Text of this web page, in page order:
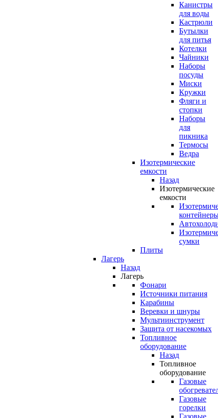
Канистры
для воды
Кастрюли
Бутылки
для питья
Котелки
Чайники
Наборы
посуды
Миски
Кружки
Фляги и
стопки
Наборы
для
пикника
Термосы
Ведра
Изотермические
емкости
Назад
Изотермические
емкости
сумки
Плиты
Лагерь
Назад
Лагерь
Фонари
Источники питания
Карабины
Веревки и шнуры
Мультиинструмент
Защита от насекомых
Топливное
оборудование
Назад
Топливное
оборудование
Газовые
Газовые
горелки
Газовые